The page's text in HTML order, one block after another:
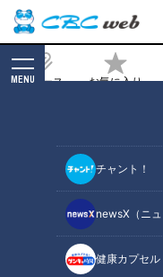
ニュース お気に入り
MENU
チャント！
newsX（ニュ
健康カプセ
2023/04/26 15:50